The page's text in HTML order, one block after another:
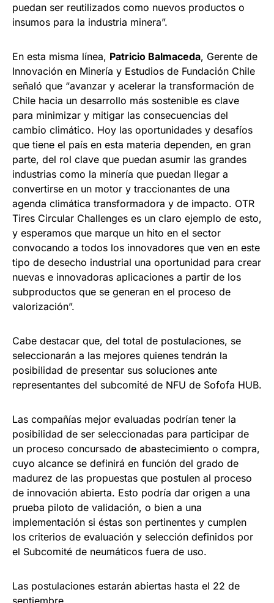
puedan ser reutilizados como nuevos productos o
insumos para la industria minera”.
En esta misma línea, Patricio Balmaceda, Gerente de
Innovación en Minería y Estudios de Fundación Chile
señaló que “avanzar y acelerar la transformación de
Chile hacia un desarrollo más sostenible es clave
para minimizar y mitigar las consecuencias del
cambio climático. Hoy las oportunidades y desafíos
que tiene el país en esta materia dependen, en gran
parte, del rol clave que puedan asumir las grandes
industrias como la minería que puedan llegar a
convertirse en un motor y traccionantes de una
agenda climática transformadora y de impacto. OTR
Tires Circular Challenges es un claro ejemplo de esto,
y esperamos que marque un hito en el sector
convocando a todos los innovadores que ven en este
tipo de desecho industrial una oportunidad para crear
nuevas e innovadoras aplicaciones a partir de los
subproductos que se generan en el proceso de
valorización”.
Cabe destacar que, del total de postulaciones, se
seleccionarán a las mejores quienes tendrán la
posibilidad de presentar sus soluciones ante
representantes del subcomité de NFU de Sofofa HUB.
Las compañías mejor evaluadas podrían tener la
posibilidad de ser seleccionadas para participar de
un proceso concursado de abastecimiento o compra,
cuyo alcance se definirá en función del grado de
madurez de las propuestas que postulen al proceso
de innovación abierta. Esto podría dar origen a una
prueba piloto de validación, o bien a una
implementación si éstas son pertinentes y cumplen
los criterios de evaluación y selección definidos por
el Subcomité de neumáticos fuera de uso.
Las postulaciones estarán abiertas hasta el 22 de